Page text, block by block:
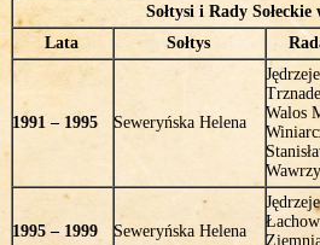
Sołtysi i Rady Sołeckie
Lata
Sołtys
1991 – 1995 Seweryńska Helena
Walos
1995 – 1999 Seweryńska Helena